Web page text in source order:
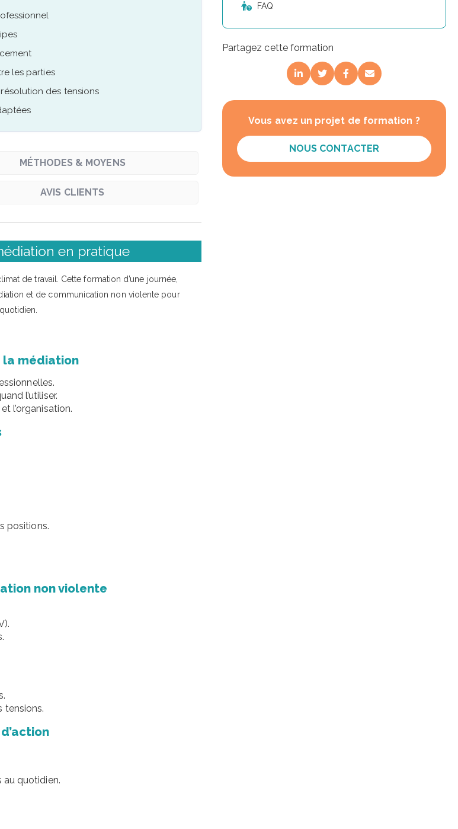
les parties
des tensions
MÉTHODES & MOYENS
AVIS CLIENTS
en pratique
de travail. Cette formation d’une journée,
et de communication non violente pour
la médiation
l’utiliser.
l’organisation.
positions.
non violente
tensions.
au quotidien.
FAQ
Partagez cette formation
Vous avez un projet de formation ?
NOUS CONTACTER